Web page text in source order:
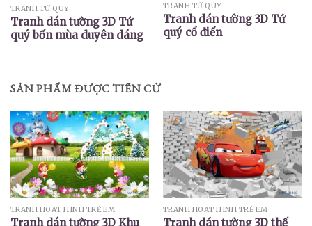
TRANH TỨ QÚY
Tranh dán tường 3D Tứ
quý bốn mùa duyên dáng
TRANH TỨ QÚY
Tranh dán tường 3D Tứ
quý cổ điển
SẢN PHẨM ĐƯỢC TIẾN CỬ
TRANH HOẠT HÌNH TRẺ EM
Tranh dán tường 3D Khu
TRANH HOẠT HÌNH TRẺ EM
Tranh dán tường 3D thế